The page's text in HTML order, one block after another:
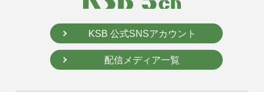
KSB 公式SNSアカウント
配信メディア一覧